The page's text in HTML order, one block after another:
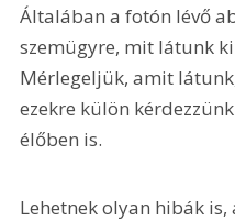
Általában a fotón lévő
szemügyre, mit látunk
Mérlegeljük, amit
ezekre külön
élőben is.
Lehetnek olyan hibák